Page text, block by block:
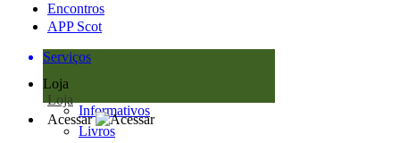
Encontros
APP Scot
Serviços
Loja
Loja
Informativos
Livros
Acessar